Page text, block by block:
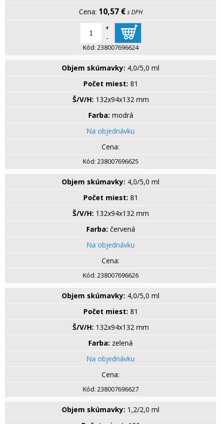
10,57 € s DPH
+
-
Kód: 238007696624
Objem skúmavky: 4,0/5,0 ml
Počet miest: 81
Š/V/H: 132x94x132 mm
Farba: modrá
Na objednávku
Kód: 238007696625
Objem skúmavky: 4,0/5,0 ml
Počet miest: 81
Š/V/H: 132x94x132 mm
Farba: červená
Na objednávku
Kód: 238007696626
Objem skúmavky: 4,0/5,0 ml
Počet miest: 81
Š/V/H: 132x94x132 mm
Farba: zelená
Na objednávku
Kód: 238007696627
Objem skúmavky: 1,2/2,0 ml